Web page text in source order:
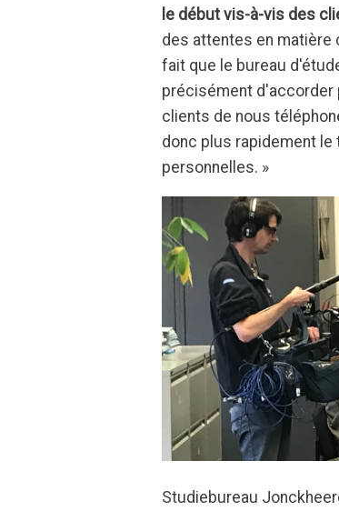
le début vis-à-vis des
des attentes en matière
fait que le bureau
précisément d'accorder
clients de nous
donc plus rapidement
personnelles. »
Studiebureau